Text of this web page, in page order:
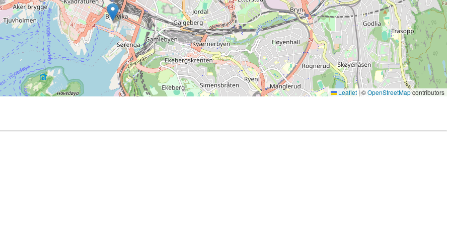
Leaflet | ©OpenStreetMapcontributors